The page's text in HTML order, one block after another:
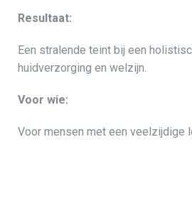
Resultaat:
Een stralende teint bij een
huidverzorging en welzijn.
Voor wie:
Voor mensen met een veelzijdige